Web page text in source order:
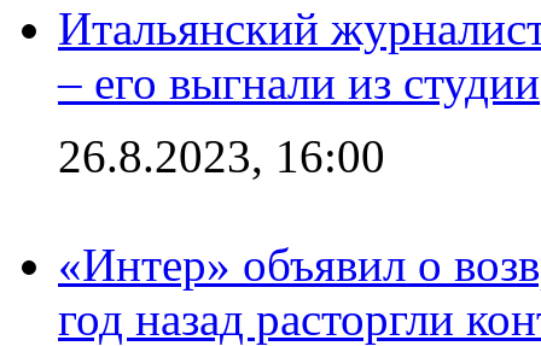
Итальянский
– его выгнали из студии
26.8.2023, 16:00
«Интер» объявил о
год назад расторгли